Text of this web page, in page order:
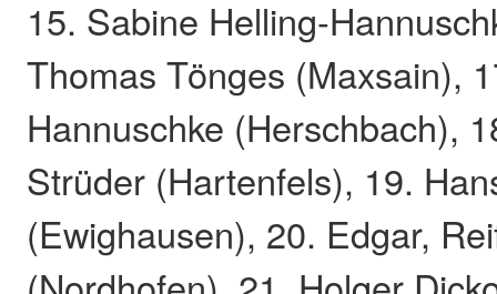
15. Sabine Helling-
Thomas Tönges (Maxsain),
Hannuschke (Herschbach),
Strüder (Hartenfels), 19.
(Ewighausen), 20. Edgar,